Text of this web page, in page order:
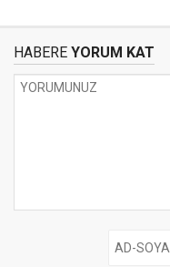
HABERE YORUM KAT